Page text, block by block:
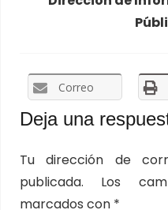
Correo
Deja una
Tu dirección de
publicada.
Los
marcados con *